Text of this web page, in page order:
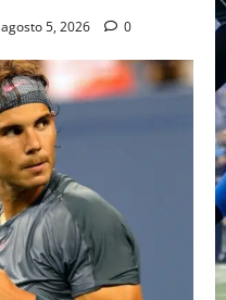
agosto 5, 2026 0